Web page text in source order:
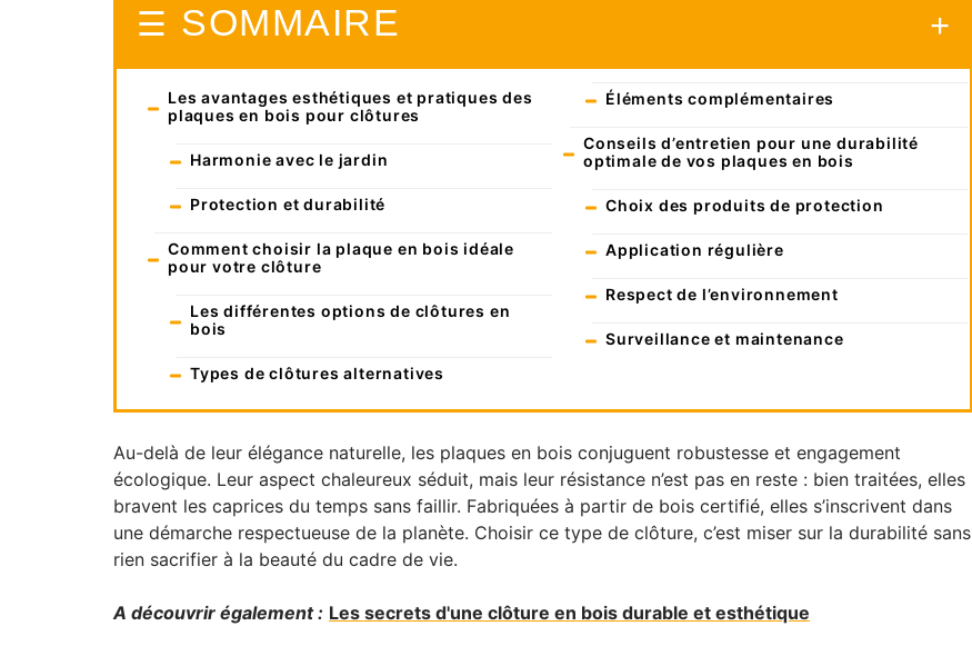
SOMMAIRE
Les avantages esthétiques et pratiques des
plaques en bois pour clôtures
Harmonie avec le jardin
Protection et durabilité
Comment choisir la plaque en bois idéale
pour votre clôture
Les différentes options de clôtures en
bois
Types de clôtures alternatives
Éléments complémentaires
Conseils d’entretien pour une durabilité
optimale de vos plaques en bois
Choix des produits de protection
Application régulière
Respect de l’environnement
Surveillance et maintenance
Au-delà de leur élégance naturelle, les plaques en bois conjuguent robustesse et engagement
écologique. Leur aspect chaleureux séduit, mais leur résistance n’est pas en reste : bien traitées, elles
bravent les caprices du temps sans faillir. Fabriquées à partir de bois certifié, elles s’inscrivent dans
une démarche respectueuse de la planète. Choisir ce type de clôture, c’est miser sur la durabilité sans
rien sacrifier à la beauté du cadre de vie.
A découvrir également : Les secrets d'une clôture en bois durable et esthétique